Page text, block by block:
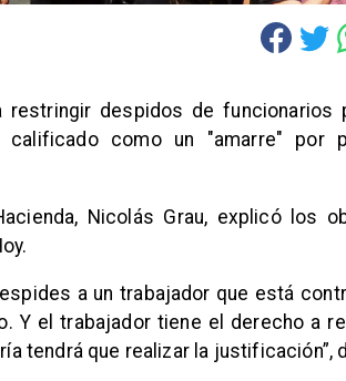
restringir despidos de funcionarios
calificado como un "amarre" por
Nicolás Grau, explicó los
a un trabajador que está
Y el trabajador tiene el derecho a
tendrá que realizar la justificación”,